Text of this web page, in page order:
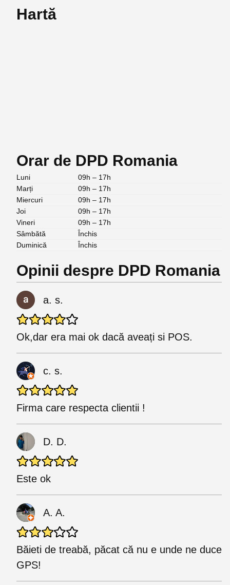
Hartă
Orar de DPD Romania
Luni
09h – 17h
Marți
09h – 17h
Miercuri
09h – 17h
Joi
09h – 17h
Vineri
09h – 17h
Sâmbătă
Închis
Duminică
Închis
Opinii despre DPD Romania
a. s.
Ok,dar era mai ok dacă aveați si POS.
c. s.
Firma care respecta clientii !
D. D.
Este ok
A. A.
Băieti de treabă, păcat că nu e unde ne duce
GPS!